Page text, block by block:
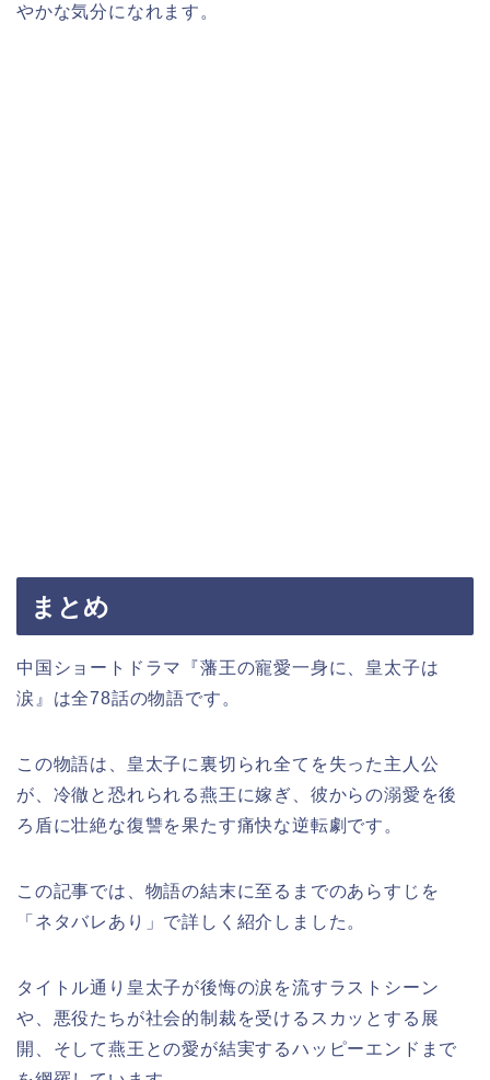
やかな気分になれます。
まとめ
中国ショートドラマ『藩王の寵愛一身に、皇太子は
涙』は全78話の物語です。
この物語は、皇太子に裏切られ全てを失った主人公
が、冷徹と恐れられる燕王に嫁ぎ、彼からの溺愛を後
ろ盾に壮絶な復讐を果たす痛快な逆転劇です。
この記事では、物語の結末に至るまでのあらすじを
「ネタバレあり」で詳しく紹介しました。
タイトル通り皇太子が後悔の涙を流すラストシーン
や、悪役たちが社会的制裁を受けるスカッとする展
開、そして燕王との愛が結実するハッピーエンドまで